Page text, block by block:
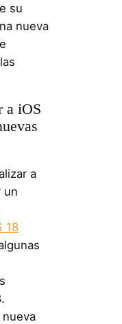
su
nueva
a iOS
a
un
18